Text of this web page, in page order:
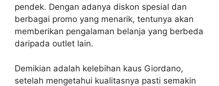
pendek. Dengan adanya diskon spesial dan
berbagai promo yang menarik, tentunya akan
memberikan pengalaman belanja yang berbeda
daripada outlet lain.
Demikian adalah kelebihan kaus Giordano,
setelah mengetahui kualitasnya pasti semakin